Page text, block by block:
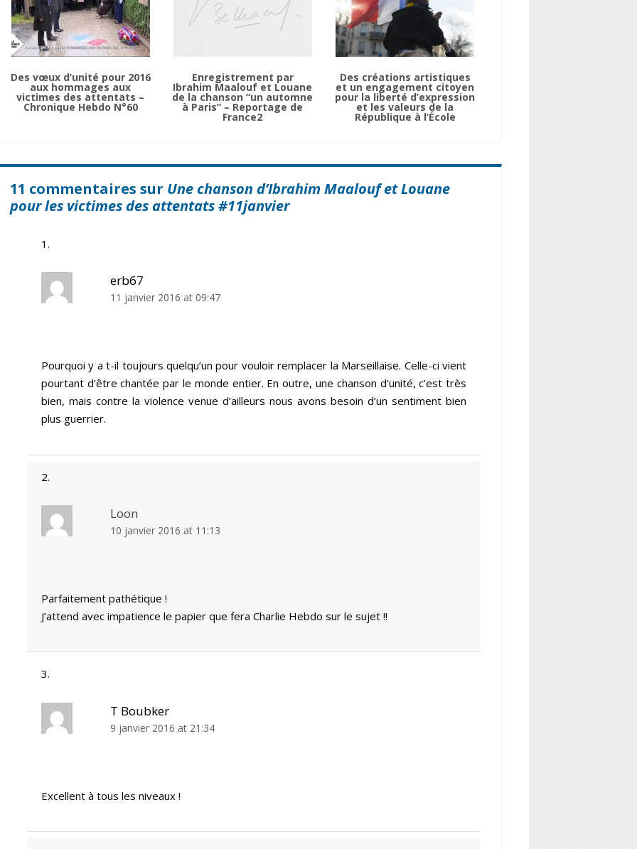
Des vœux d’unité pour 2016
aux hommages aux
victimes des attentats –
Chronique Hebdo N°60
Enregistrement par
Ibrahim Maalouf et Louane
de la chanson “un automne
à Paris” – Reportage de
France2
Des créations artistiques
et un engagement citoyen
pour la liberté d’expression
et les valeurs de la
République à l’École
11 commentaires sur Une chanson d’Ibrahim Maalouf et Louane
pour les victimes des attentats #11janvier
erb67
11 janvier 2016 at 09:47
Pourquoi y a t-il toujours quelqu’un pour vouloir remplacer la Marseillaise. Celle-ci vient
pourtant d’être chantée par le monde entier. En outre, une chanson d’unité, c’est très
bien, mais contre la violence venue d’ailleurs nous avons besoin d’un sentiment bien
plus guerrier.
Loon
10 janvier 2016 at 11:13
Parfaitement pathétique !
J’attend avec impatience le papier que fera Charlie Hebdo sur le sujet !!
T Boubker
9 janvier 2016 at 21:34
Excellent à tous les niveaux !